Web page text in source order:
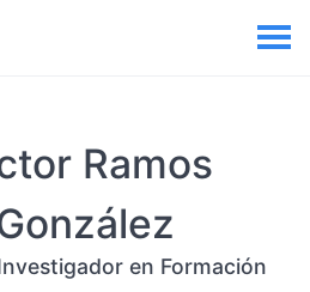
Ramos
en Formación